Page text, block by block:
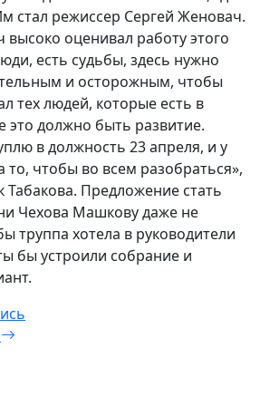
стал режиссер Сергей Женовач.
оценивал работу этого
есть судьбы, здесь нужно
и осторожным, чтобы
тех людей, которые есть в
это должно быть развитие.
в должность 23 апреля, и у
то, чтобы во всем разобраться»,
Табакова. Предложение стать
Чехова Машкову даже не
труппа хотела в руководители
бы устроили собрание и